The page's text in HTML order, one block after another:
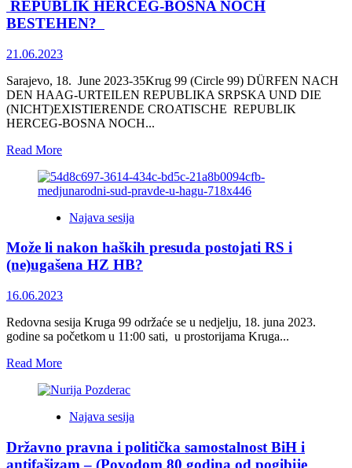
STILL
EXIST
REPUBLIK HERCEG-BOSNA NOCH
BESTEHEN?
21.06.2023
Sarajevo, 18. June 2023-35Krug 99 (Circle 99) DÜRFEN NACH
DEN HAAG-URTEILEN REPUBLIKA SRPSKA UND DIE
(NICHT)EXISTIERENDE CROATISCHE REPUBLIK
HERCEG-BOSNA NOCH...
Read MoreRead
about
DÜRFEN
DEN
URTEILEN
REPUBLIKA
UND
DIE
(NICHT)EXISTIERENDE
CROATISCHE
HERCEG-
NOCH
Najava sesija
Može li nakon haških presuda postojati RS i
(ne)ugašena HZ HB?
16.06.2023
Redovna sesija Kruga 99 održaće se u nedjelju, 18. juna 2023.
godine sa početkom u 11:00 sati, u prostorijama Kruga...
Read MoreRead
about
haških
presuda
Najava sesija
Državno pravna i politička samostalnost BiH i
antifašizam – (Povodom 80 godina od pogibije